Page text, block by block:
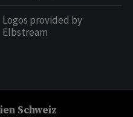
Logos provided by
Elbstream
Schweiz